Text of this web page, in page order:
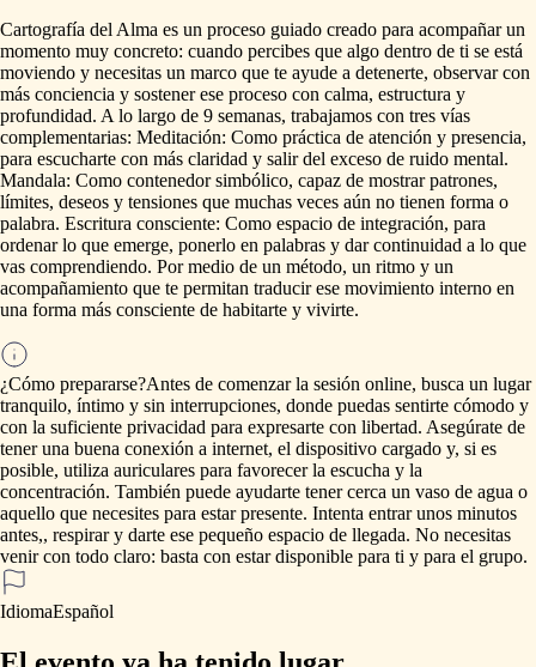
Cartografía del Alma es un proceso guiado creado para acompañar un
momento muy concreto: cuando percibes que algo dentro de ti se está
moviendo y necesitas un marco que te ayude a detenerte, observar con
más conciencia y sostener ese proceso con calma, estructura y
profundidad. A lo largo de 9 semanas, trabajamos con tres vías
complementarias: Meditación: Como práctica de atención y presencia,
para escucharte con más claridad y salir del exceso de ruido mental.
Mandala: Como contenedor simbólico, capaz de mostrar patrones,
límites, deseos y tensiones que muchas veces aún no tienen forma o
palabra. Escritura consciente: Como espacio de integración, para
ordenar lo que emerge, ponerlo en palabras y dar continuidad a lo que
vas comprendiendo. Por medio de un método, un ritmo y un
acompañamiento que te permitan traducir ese movimiento interno en
una forma más consciente de habitarte y vivirte.
¿Cómo prepararse?Antes de comenzar la sesión online, busca un lugar
tranquilo, íntimo y sin interrupciones, donde puedas sentirte cómodo y
con la suficiente privacidad para expresarte con libertad. Asegúrate de
tener una buena conexión a internet, el dispositivo cargado y, si es
posible, utiliza auriculares para favorecer la escucha y la
concentración. También puede ayudarte tener cerca un vaso de agua o
aquello que necesites para estar presente. Intenta entrar unos minutos
antes,, respirar y darte ese pequeño espacio de llegada. No necesitas
venir con todo claro: basta con estar disponible para ti y para el grupo.
IdiomaEspañol